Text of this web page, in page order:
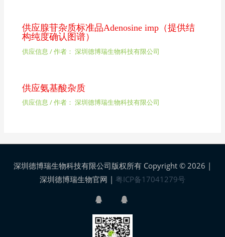
供应腺苷杂质标准品Adenosine imp（提供结
构纯度确认图谱）
供应信息 / 作者： 深圳德博瑞生物科技有限公司
供应氨基酸杂质
供应信息 / 作者： 深圳德博瑞生物科技有限公司
深圳德博瑞生物科技有限公司版权所有 Copyright © 2026 |
深圳德博瑞生物官网 | 粤ICP备17041279号